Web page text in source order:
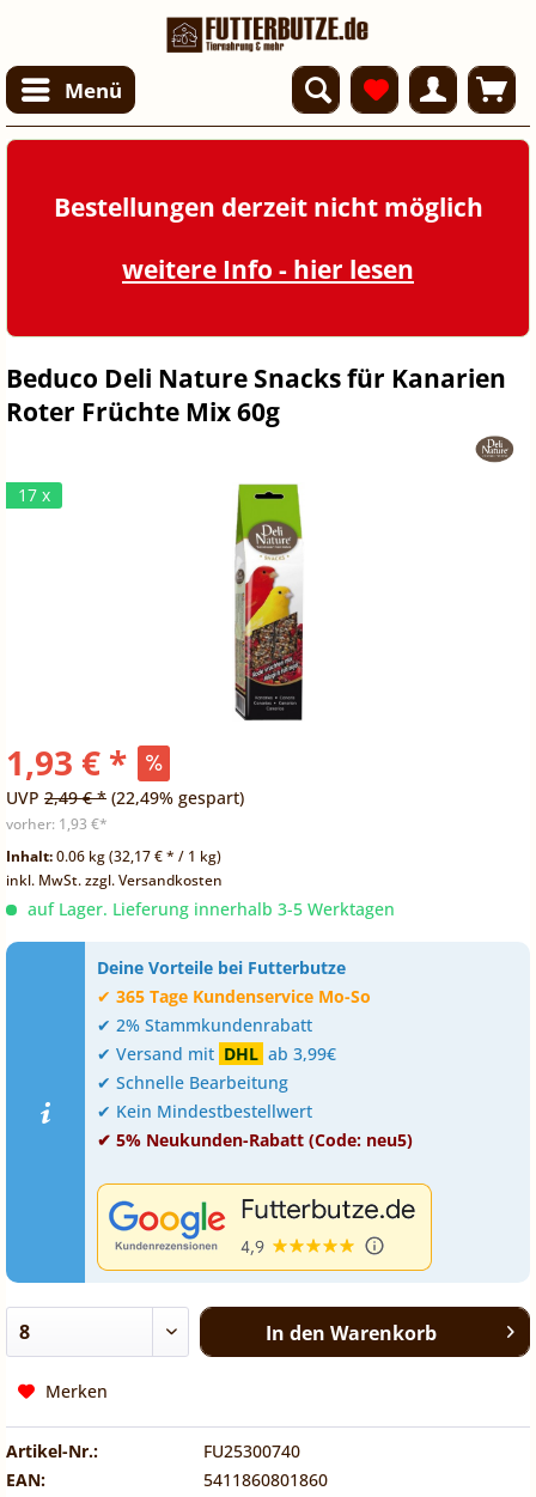
Menü
Bestellungen derzeit nicht möglich
weitere Info - hier lesen
Beduco Deli Nature Snacks für Kanarien
Roter Früchte Mix 60g
17 x
1,93 € *
UVP 2,49 € * (22,49% gespart)
vorher: 1,93 €*
Inhalt:0.06 kg (32,17 € * / 1 kg)
inkl. MwSt.zzgl. Versandkosten
auf Lager. Lieferung innerhalb 3-5 Werktagen
Deine Vorteile bei Futterbutze
✔ 365 Tage Kundenservice Mo-So
✔ 2% Stammkundenrabatt
✔ Versand mit DHL ab 3,99€
✔ Schnelle Bearbeitung
✔ Kein Mindestbestellwert
✔ 5% Neukunden-Rabatt (Code: neu5)
In den Warenkorb
Merken
Artikel-Nr.:
FU25300740
EAN:
5411860801860